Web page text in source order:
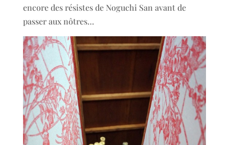
encore des résistes de Noguchi San avant de
passer aux nôtres…